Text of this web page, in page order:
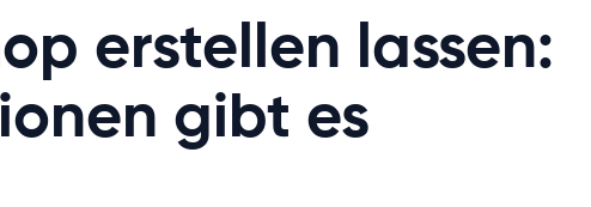
erstellen lassen:
gibt es